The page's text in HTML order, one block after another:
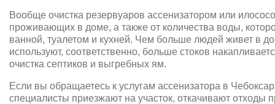
Вообще очистка резервуаров ассенизатором или
проживающих в доме, а также от количества воды,
ванной, туалетом и кухней. Чем больше людей живет в
используют, соответственно, больше стоков
очистка септиков и выгребных ям.
Если вы обращаетесь к услугам ассенизатора в
специалисты приезжают на участок, откачивают отходы